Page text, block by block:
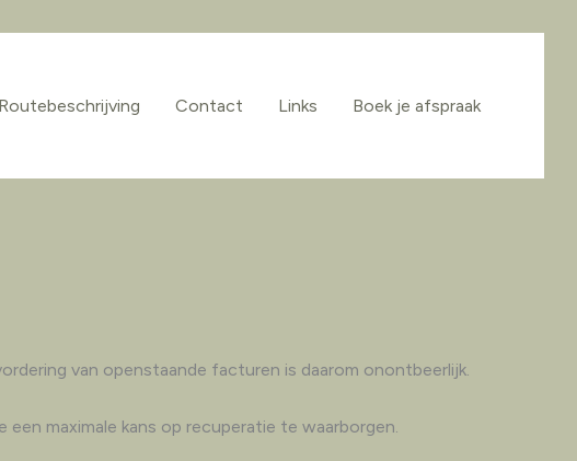
Routebeschrijving Contact Links Boek je afspraak
van openstaande facturen is daarom onontbeerlijk.
maximale kans op recuperatie te waarborgen.